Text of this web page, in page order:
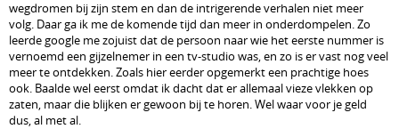
wegdromen bij zijn stem en dan de intrigerende verhalen niet meer
volg. Daar ga ik me de komende tijd dan meer in onderdompelen. Zo
leerde google me zojuist dat de persoon naar wie het eerste nummer is
vernoemd een gijzelnemer in een tv-studio was, en zo is er vast nog veel
meer te ontdekken. Zoals hier eerder opgemerkt een prachtige hoes
ook. Baalde wel eerst omdat ik dacht dat er allemaal vieze vlekken op
zaten, maar die blijken er gewoon bij te horen. Wel waar voor je geld
dus, al met al.